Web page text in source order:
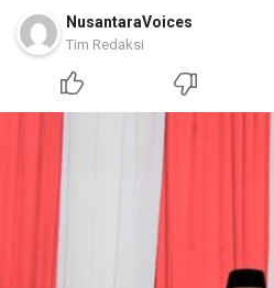
NusantaraVoices
Tim Redaksi